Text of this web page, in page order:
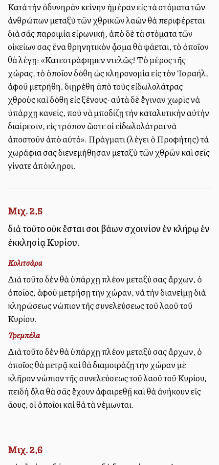
Κατὰ τὴν ὀδυνηρὰν ἐκείνην ἡμέραν εἰς τὰ στόματα τῶν
ἀνθρώπων μεταξὺ τῶν ἐχθρικῶν λαῶν θὰ περιφέρεται
διὰ σᾶς παροιμία εἰρωνική, ἀπὸ δὲ τὰ στόματα τῶν
οἰκείων σας ἕνα θρηνητικὸν ᾆσμα θὰ ψάλλεται, τὸ ὁποῖον
θὰ λέγῃ: «Κατεστράφημεν ἐντελῶς! Τὸ μέρος τῆς
χώρας, τὸ ὁποῖον ἐδόθη ὡς κληρονομία εἰς τὸν Ἰσραήλ,
ἀφοῦ ἐμετρήθη, διῃρέθη ἀπὸ τοὺς εἰδωλολάτρας
ἐχθροὺς καὶ ἐδόθη εἰς ξένους· αὐτὰ δὲ ἔγιναν χωρὶς νὰ
ὑπάρχῃ κανείς, ποὺ νὰ ἐμποδίζῃ τὴν καταλυτικὴν αὐτὴν
διαίρεσιν, εἰς τρόπον ὥστε οἱ εἰδωλολάτραι νὰ
ἀποστοῦν ἀπὸ αὐτό». Πράγματι (λέγει ὁ Προφήτης) τὰ
χωράφια σας διενεμήθησαν μεταξὺ τῶν ἐχθρῶν καὶ σεῖς
ἐγίνατε ἀπόκληροι.
Μιχ. 2,5
διὰ τοῦτο οὐκ ἔσται σοι βάλλων σχοινίον ἐν κλήρῳ ἐν
ἐκκλησίᾳ Κυρίου.
Κολιτσάρα
Διὰ τοῦτο δὲν θὰ ὑπάρχῃ πλέον μεταξύ σας ἄρχων, ὁ
ὁποῖος, ἀφοῦ μετρήσῃ τὴν χώραν, νὰ τὴν διανείμῃ διὰ
κληρώσεως ἐνώπιον τῆς συνελεύσεως τοῦ λαοῦ τοῦ
Κυρίου.
Τρεμπέλα
Διὰ τοῦτο δὲν θὰ ὑπάρχῃ πλέον μεταξύ σας ἄρχων, ὁ
ὁποῖος θὰ μετρᾷ καὶ θὰ διαμοιράζῃ τὴν χώραν μὲ
κλῆρον ἐνώπιον τῆς συνελεύσεως τοῦ λαοῦ τοῦ Κυρίου,
ἐπειδὴ ὅλα θὰ σᾶς ἔχουν ἀφαιρεθῇ καὶ θὰ ἀνήκουν εἰς
ἄλλους, οἱ ὁποῖοι καὶ θὰ τὰ νέμωνται.
Μιχ. 2,6